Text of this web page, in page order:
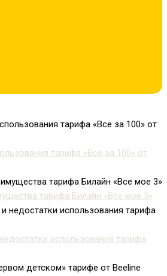
тарифа «Все за 100» от
тарифа Билайн «Все мое 3»
использования тарифа